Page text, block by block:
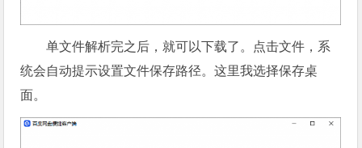
单文件解析完之后，就可以下载了。点击文件，系
统会自动提示设置文件保存路径。这里我选择保存桌
面。